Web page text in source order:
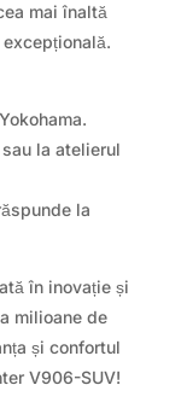
mai înaltă
la atelierul
la
în inovație și
milioane de
și confortul
V906-SUV!